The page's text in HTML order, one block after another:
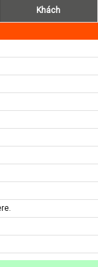
Khách